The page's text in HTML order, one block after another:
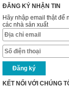
ĐĂNG KÝ NHẬN TIN
Hãy nhập email thật để
các nhà sản xuất
KẾT NỐI VỚI CHÚNG